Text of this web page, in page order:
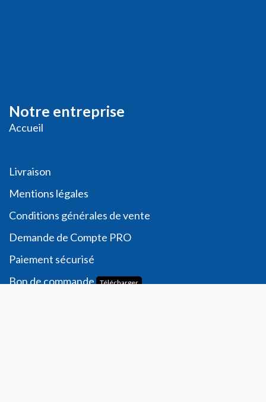
Notre entreprise
Accueil
Livraison
Mentions légales
Conditions générales de vente
Demande de Compte PRO
Paiement sécurisé
Bon de commande Télécharger